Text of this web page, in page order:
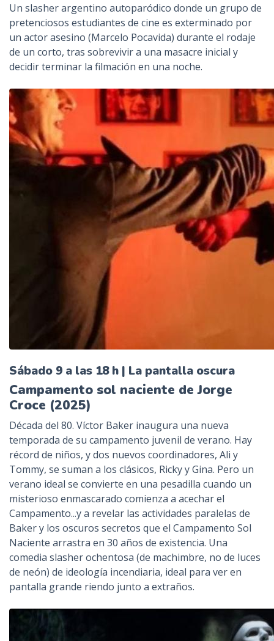
Un slasher argentino autoparódico donde un grupo de
pretenciosos estudiantes de cine es exterminado por
un actor asesino (Marcelo Pocavida) durante el rodaje
de un corto, tras sobrevivir a una masacre inicial y
decidir terminar la filmación en una noche.
Sábado 9 a las 18 h | La pantalla oscura
Campamento sol naciente de Jorge
Croce (2025)
Década del 80. Víctor Baker inaugura una nueva
temporada de su campamento juvenil de verano. Hay
récord de niños, y dos nuevos coordinadores, Ali y
Tommy, se suman a los clásicos, Ricky y Gina. Pero un
verano ideal se convierte en una pesadilla cuando un
misterioso enmascarado comienza a acechar el
Campamento...y a revelar las actividades paralelas de
Baker y los oscuros secretos que el Campamento Sol
Naciente arrastra en 30 años de existencia. Una
comedia slasher ochentosa (de machimbre, no de luces
de neón) de ideología incendiaria, ideal para ver en
pantalla grande riendo junto a extraños.